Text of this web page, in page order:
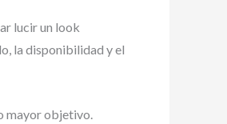
lucir un look
la disponibilidad y el
mayor objetivo.